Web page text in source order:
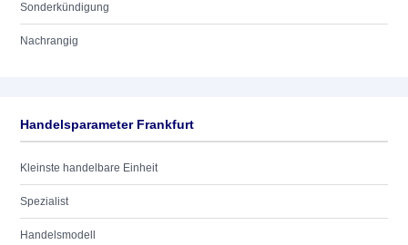
Sonderkündigung
Nachrangig
Handelsparameter Frankfurt
Kleinste handelbare Einheit
Spezialist
Handelsmodell